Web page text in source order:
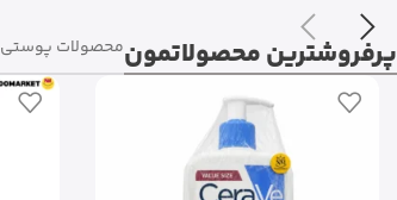
پرفروشترین محصولاتمونمحصولات پوستی